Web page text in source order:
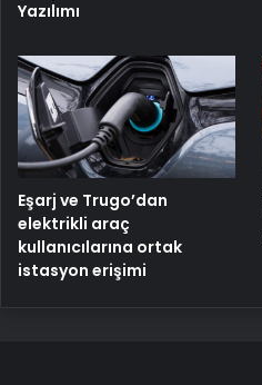
Yazılımı
Eşarj ve Trugo’dan
elektrikli araç
kullanıcılarına ortak
istasyon erişimi